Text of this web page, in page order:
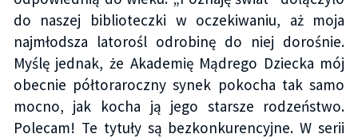
do naszej biblioteczki w oczekiwaniu, aż moja
najmłodsza latorośl odrobinę do niej dorośnie.
Myślę jednak, że Akademię Mądrego Dziecka mój
obecnie półtoraroczny synek pokocha tak samo
mocno, jak kocha ją jego starsze rodzeństwo.
Polecam! Te tytuły są bezkonkurencyjne. W serii